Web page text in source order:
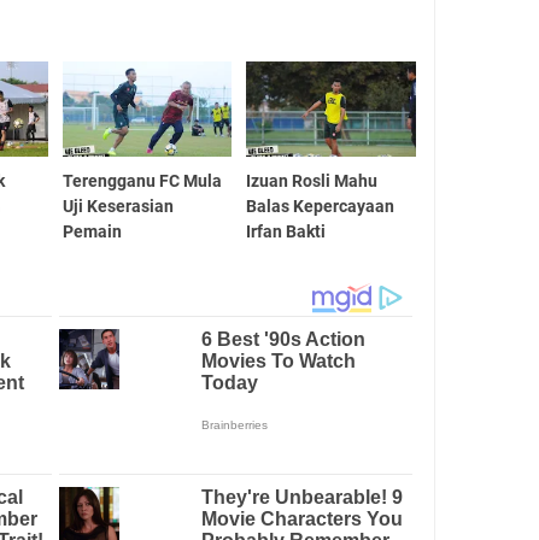
Terengganu FC Mula
Uji Keserasian
Pemain
Izuan Rosli Mahu
Balas Kepercayaan
Irfan Bakti